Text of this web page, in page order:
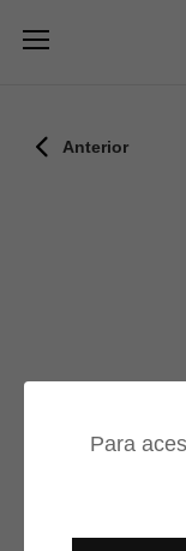
Para
Anterior